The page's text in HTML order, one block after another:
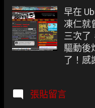
早在
凍仁就
三次了
驅動後
了！感
歡這種
張貼留言